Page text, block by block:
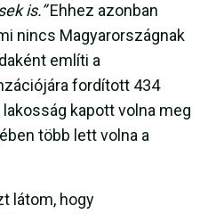
is.”Ehhez azonban
nincs Magyarországnak
említi a
fordított 434
kapott volna meg
több lett volna a
látom, hogy